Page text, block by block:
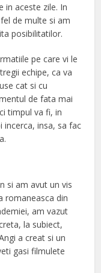
in aceste zile. In
de multe si am
posibilitatilor.
pe care vi le
echipe, ca va
cat si cu
de fata mai
timpul va fi, in
incerca, insa, sa fac
si am avut un vis
romaneasca din
am vazut
la subiect,
a creat si un
gasi filmulete